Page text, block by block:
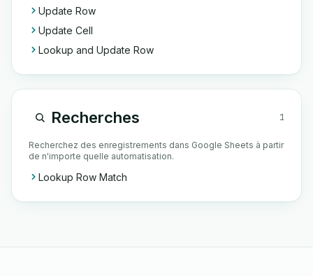
Update Row
Update Cell
Lookup and Update Row
Recherches 1
Recherchez des enregistrements dans Google Sheets à partir
de n'importe quelle automatisation.
Lookup Row Match